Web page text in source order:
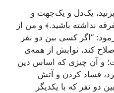
یک‌دل و یک‌جهت و
نداشته باشید.﴾ و من از
”اگر کسی بین دو نفر
کند، ثوابش از همه‌ی
و آن چیزی که اساس دین
فساد کردن و آتش
دو نفر که با یکدیگر